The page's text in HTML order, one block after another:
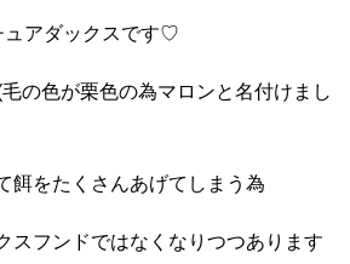
ュアダックスです♡
毛の色が栗色の為マロンと名付けまし
餌をたくさんあげてしまう為
スフンドではなくなりつつあります